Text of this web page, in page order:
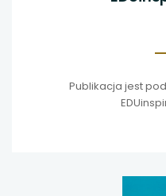
Publikacja jest